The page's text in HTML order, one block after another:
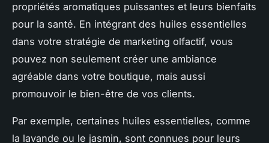
propriétés aromatiques puissantes et leurs bienfaits
pour la santé. En intégrant des huiles essentielles
dans votre stratégie de marketing olfactif, vous
pouvez non seulement créer une ambiance
agréable dans votre boutique, mais aussi
promouvoir le bien-être de vos clients.
Par exemple, certaines huiles essentielles, comme
la lavande ou le jasmin, sont connues pour leurs